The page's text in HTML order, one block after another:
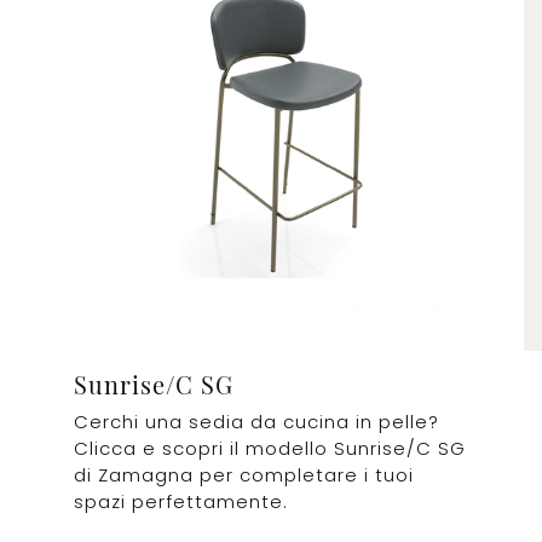
Sunrise/C SG
Cerchi una sedia da cucina in pelle?
Clicca e scopri il modello Sunrise/C SG
di Zamagna per completare i tuoi
spazi perfettamente.